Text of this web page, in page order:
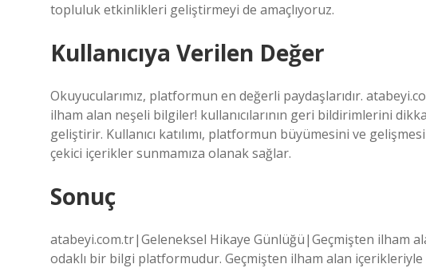
topluluk etkinlikleri geliştirmeyi de amaçlıyoruz.
Kullanıcıya Verilen Değer
Okuyucularımız, platformun en değerli paydaşlarıdır.
ilham alan neşeli bilgiler! kullanıcılarının geri bildirimlerini
geliştirir. Kullanıcı katılımı, platformun büyümesini ve
çekici içerikler sunmamıza olanak sağlar.
Sonuç
atabeyi.com.tr|Geleneksel Hikaye Günlüğü|Geçmişten ilham
odaklı bir bilgi platformudur. Geçmişten ilham alan